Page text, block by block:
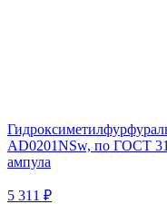
AD0201NSw, по ГОСТ
ампула
5 311 ₽